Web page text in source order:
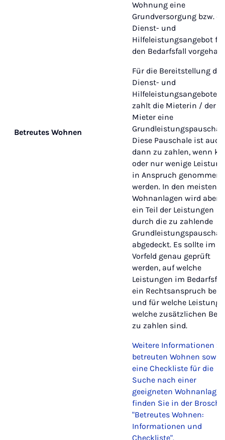
Betreutes Wohnen
Wohnung eine
Grundversorgung bzw.
Dienst- und
Hilfeleistungsangebot für
den Bedarfsfall
Für die Bereitstellung des
Dienst- und
Hilfeleistungsangebotes
zahlt die Mieterin / der
Mieter eine
Diese Pauschale ist auch
dann zu zahlen, wenn
oder nur wenige
in Anspruch genommen
werden. In den meisten
Wohnanlagen wird aber
ein Teil der Leistungen
durch die zu zahlende
abgedeckt. Es sollte im
Vorfeld genau geprüft
werden, auf welche
Leistungen im Bedarfsfall
ein Rechtsanspruch
und für welche
welche zusätzlichen
zu zahlen sind.
Weitere Informationen
betreuten Wohnen sowie
eine Checkliste für die
Suche nach einer
geeigneten Wohnanlage
finden Sie in der
"Betreutes Wohnen:
Informationen und
Checkliste".